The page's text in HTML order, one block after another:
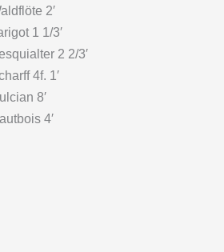
2′
1 1/3′
2 2/3′
4f. 1′
8′
4′